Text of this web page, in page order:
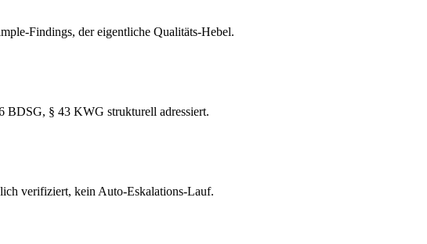
Findings, der eigentliche Qualitäts-Hebel.
BDSG, § 43 KWG strukturell adressiert.
verifiziert, kein Auto-Eskalations-Lauf.